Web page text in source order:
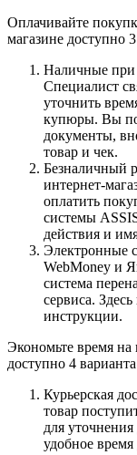
Оплачивайте
магазине доступно
Наличные при
Специалист
уточнить
купюры. Вы
документы,
товар и чек.
Безналичный
интернет-
оплатить
системы
действия и
Электронные
WebMoney и
система
сервиса.
инструкции.
Экономьте время на
доступно 4
Курьерская
товар
для
удобное